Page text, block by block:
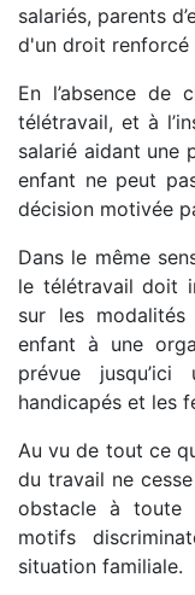
salariés, parents
d'un droit renforcé
En l’absence de
télétravail, et à
salarié aidant une
enfant ne peut
décision motivée
Dans le même
le télétravail doit
sur les modalités
enfant à une
prévue jusqu’ici
handicapés et les
Au vu de tout ce
du travail ne
obstacle à toute
motifs
situation familiale.